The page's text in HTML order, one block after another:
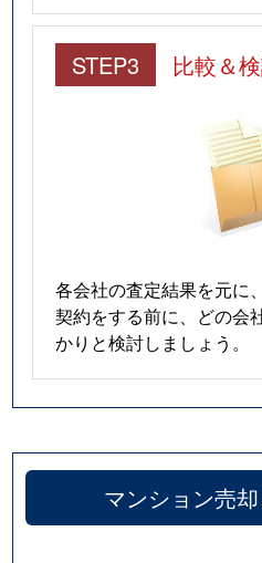
STEP3 比較＆
各会社の査定結果を元に
契約をする前に、どの会
かりと検討しましょう。
マンション売